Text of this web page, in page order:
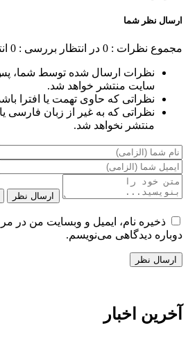
ارسال نظر شما
مجموع نظرات : 0 در انتظار بررسی : 0
نظرات ارسال شده توسط شما، پس
سایت منتشر خواهد شد.
نظراتی که حاوی تهمت یا افترا
نظراتی که به غیر از زبان فارسی
منتشر نخواهد شد.
ارسال نظر
ذخیره نام، ایمیل و وبسایت من در
دوباره دیدگاهی می‌نویسم.
آخرین اخبار